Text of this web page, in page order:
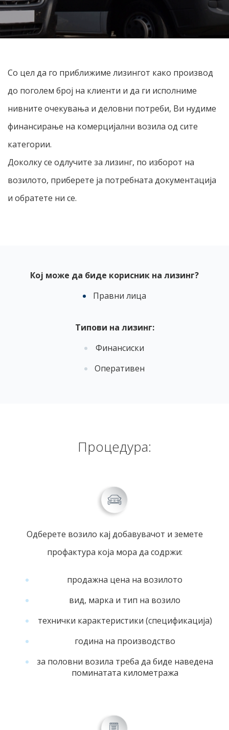
Со цел да го приближиме лизингот како производ
до поголем број на клиенти и да ги исполниме
нивните очекувања и деловни потреби, Ви нудиме
финансирање на комерцијални возила од сите
категории.
Доколку се одлучите за лизинг, по изборот на
возилото, приберете ја потребната документација
и обратете ни се.
Кој може да биде корисник на лизинг?
Правни лица
Типови на лизинг:
Финансиски
Оперативен
Процедура:
Одберете возило кај добавувачот и земете
профактура која мора да содржи:
продажна цена на возилото
вид, марка и тип на возило
технички карактеристики (спецификација)
година на производство
за половни возила треба да биде наведена
поминатата километража